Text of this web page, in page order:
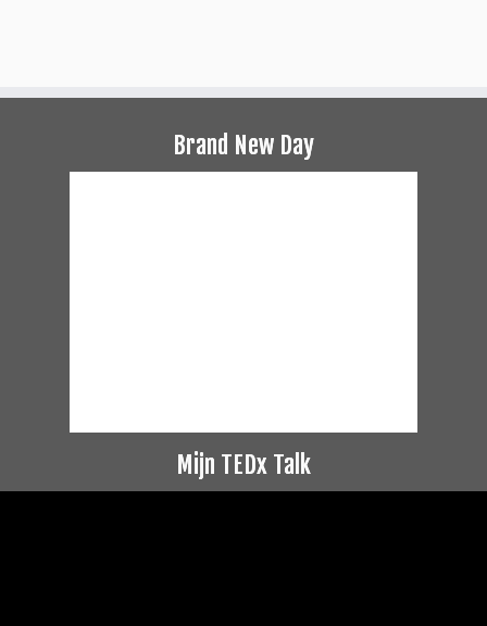
Brand New Day
Mijn TEDx Talk